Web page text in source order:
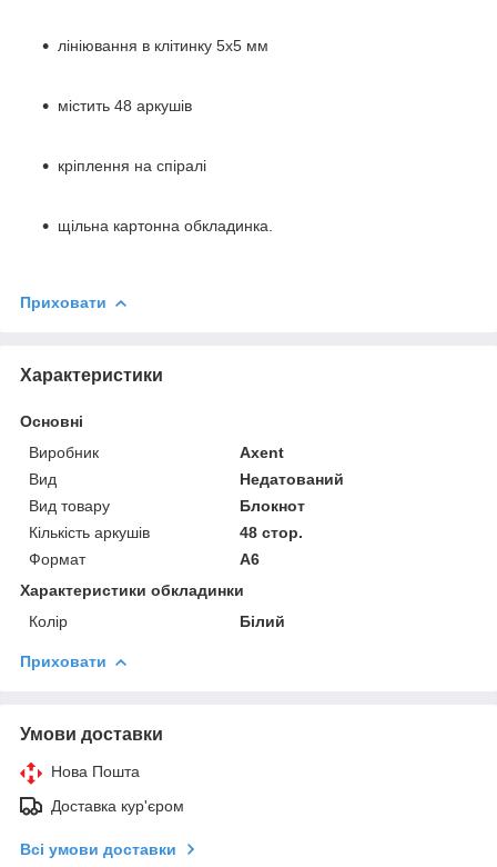
лініювання в клітинку 5х5 мм
містить 48 аркушів
кріплення на спіралі
щільна картонна обкладинка.
Приховати
Характеристики
Основні
Виробник
Axent
Вид
Недатований
Вид товару
Блокнот
Кількість аркушів
48 стор.
Формат
A6
Характеристики обкладинки
Колір
Білий
Приховати
Умови доставки
Нова Пошта
Доставка кур'єром
Всі умови доставки